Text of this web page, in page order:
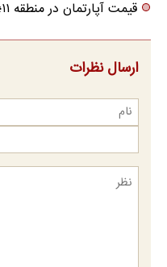
قیمت آپارتمان در منطقه ۱۱؛ مرکز تهران متری چند؟
ارسال نظرات